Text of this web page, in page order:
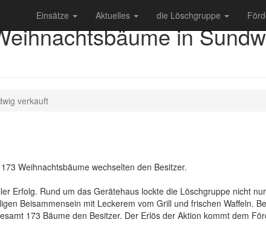
Einsätze Aktuelles die Löschgruppe
in
verkauft
Weihnachtsbäume wechselten den Besitzer.
Erfolg. Rund um das Gerätehaus lockte die Löschgruppe nicht
Beisammensein mit Leckerem vom Grill und frischen Waffeln.
173 Bäume den Besitzer. Der Erlös der Aktion kommt dem